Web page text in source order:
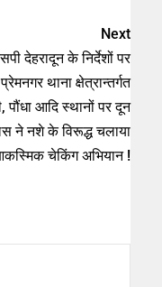
Next
देहरादून के निर्देशों पर
प्रेमनगर थाना क्षेत्रान्तर्गत
पौंधा आदि स्थानों पर दून
ने नशे के विरूद्ध चलाया
चेकिंग अभियान !